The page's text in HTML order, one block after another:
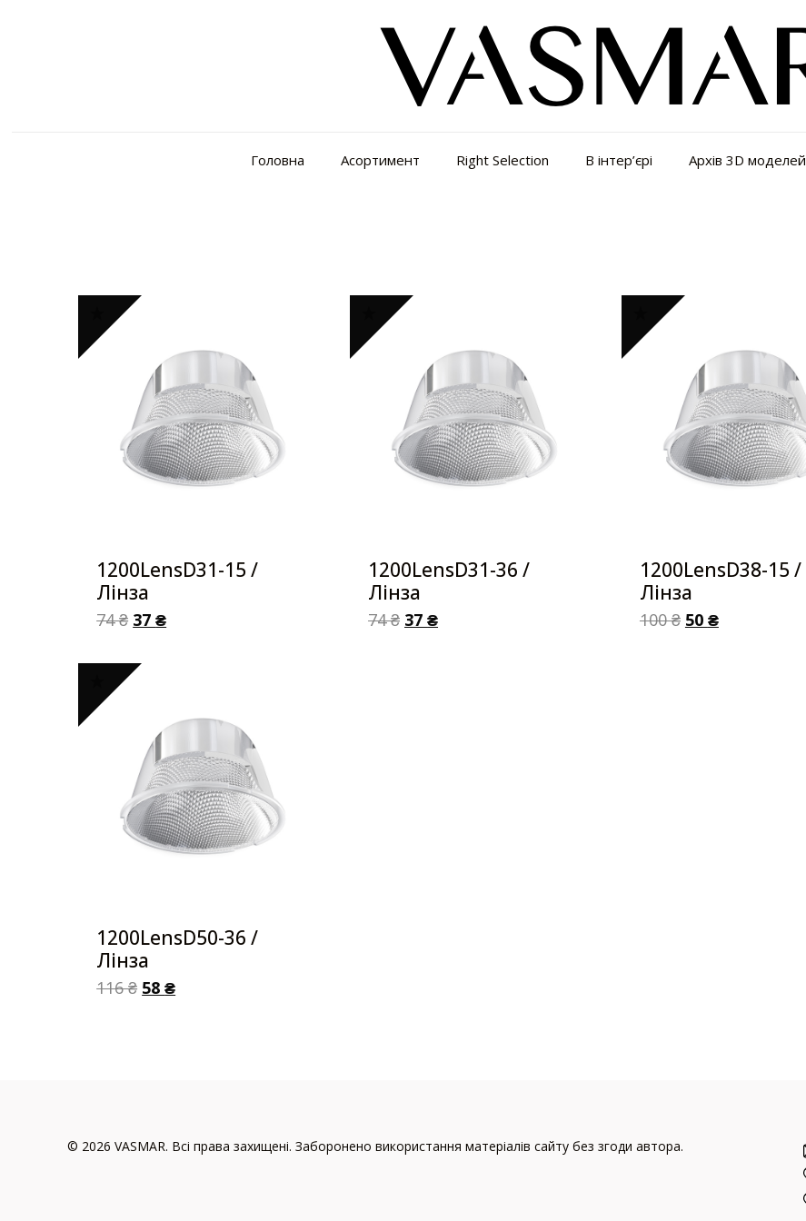
Головна Асортимент Right Selection В інтер’єрі Архів 3D моделей
1200LensD31-15 /
Лінза
74₴ 37₴
1200LensD31-36 /
Лінза
74₴ 37₴
1200LensD38-15 /
Лінза
100₴ 50 ₴
1200LensD50-36 /
Лінза
116₴ 58₴
© 2026 VASMAR. Всі права захищені. Заборонено використання матеріалів сайту без згоди автора.